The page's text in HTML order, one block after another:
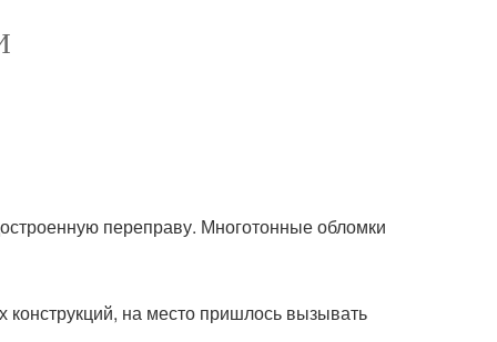
переправу. Многотонные обломки
на место пришлось вызывать